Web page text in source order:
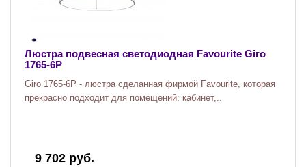
Люстра подвесная светодиодная Favourite Giro
1765-6P
Giro 1765-6P - люстра сделанная фирмой Favourite, которая
прекрасно подходит для помещений: кабинет,..
9 702 руб.